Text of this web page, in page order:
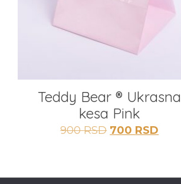
Teddy Bear ® Ukrasna
kesa Pink
900RSD Originalna
900 RSD.
700 RSD